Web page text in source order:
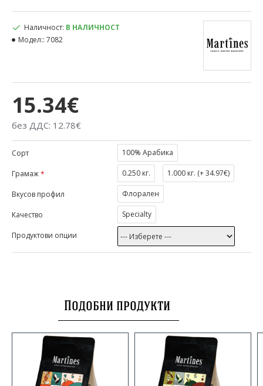
15.34€
без ДДС: 12.78€
Наличност: В НАЛИЧНОСТ
Модел:: 7082
Сорт 100% Арабика
Грамаж 0.250 кг. 1.000 кг. (+ 34.97€)
Вкусов профил Флорален
Качество Specialty
Продуктови опции
Подобни продукти